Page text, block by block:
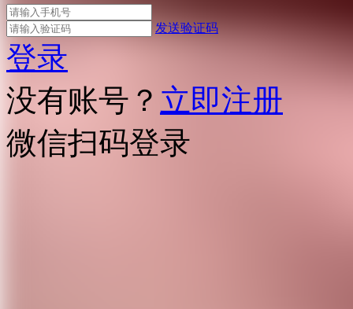
发送验证码
登录
没有账号？ 立即注册
微信扫码登录